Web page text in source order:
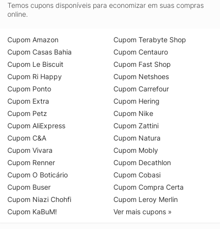
Temos cupons disponíveis para economizar em suas compras
online.
Cupom Amazon
Cupom Casas Bahia
Cupom Le Biscuit
Cupom Ri Happy
Cupom Ponto
Cupom Extra
Cupom Petz
Cupom AliExpress
Cupom C&A
Cupom Vivara
Cupom Renner
Cupom O Boticário
Cupom Buser
Cupom Niazi Chohfi
Cupom KaBuM!
Cupom Terabyte Shop
Cupom Centauro
Cupom Fast Shop
Cupom Netshoes
Cupom Carrefour
Cupom Hering
Cupom Nike
Cupom Zattini
Cupom Natura
Cupom Mobly
Cupom Decathlon
Cupom Cobasi
Cupom Compra Certa
Cupom Leroy Merlin
Ver mais cupons »